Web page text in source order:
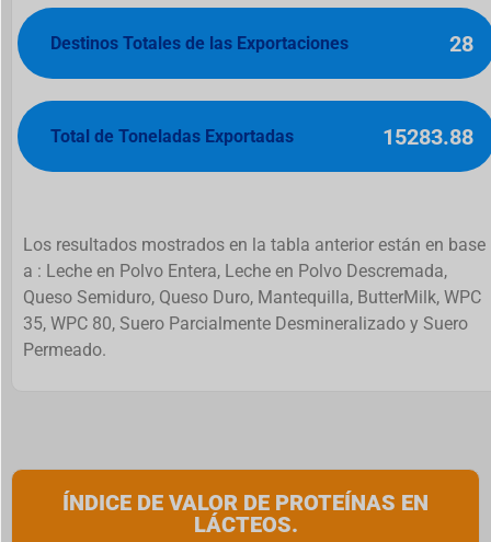
Destinos Totales de las Exportaciones 28
Total de Toneladas Exportadas 15283.88
Los resultados mostrados en la tabla anterior están en base
a : Leche en Polvo Entera, Leche en Polvo Descremada,
Queso Semiduro, Queso Duro, Mantequilla, ButterMilk, WPC
35, WPC 80, Suero Parcialmente Desmineralizado y Suero
Permeado.
ÍNDICE DE VALOR DE PROTEÍNAS EN
LÁCTEOS.